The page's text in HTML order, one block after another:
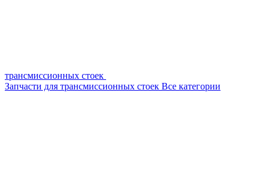
трансмиссионных стоек
Запчасти для трансмиссионных стоек Все категории